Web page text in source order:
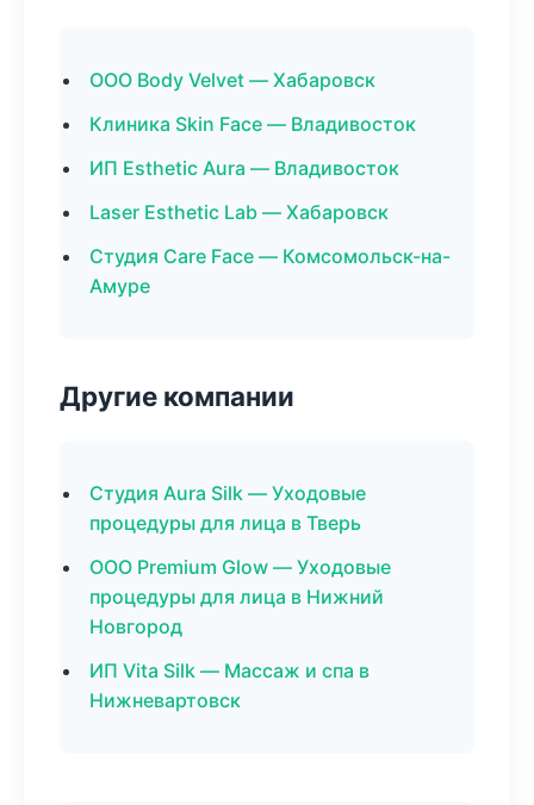
ООО Body Velvet — Хабаровск
Клиника Skin Face — Владивосток
ИП Esthetic Aura — Владивосток
Laser Esthetic Lab — Хабаровск
Студия Care Face — Комсомольск-на-
Амуре
Другие компании
Студия Aura Silk — Уходовые
процедуры для лица в Тверь
ООО Premium Glow — Уходовые
процедуры для лица в Нижний
Новгород
ИП Vita Silk — Массаж и спа в
Нижневартовск